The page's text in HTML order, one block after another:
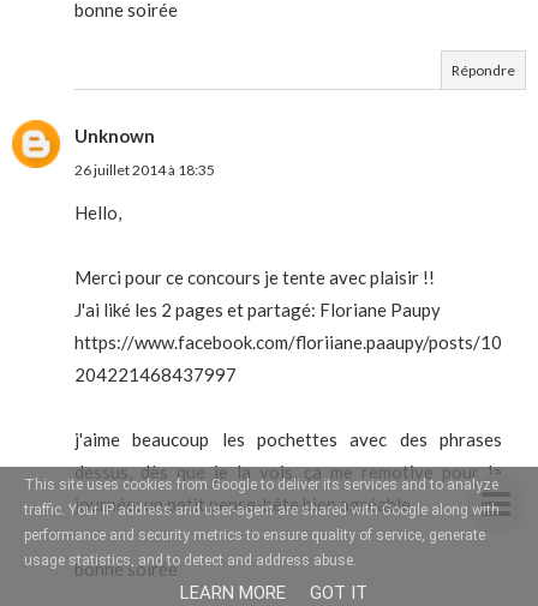
bonne soirée
Répondre
Unknown
26 juillet 2014 à 18:35
Hello,
Merci pour ce concours je tente avec plaisir !!
J'ai liké les 2 pages et partagé: Floriane Paupy
https://www.facebook.com/floriiane.paaupy/posts/10
204221468437997
j'aime beaucoup les pochettes avec des phrases
dessus, dès que je la vois, ça me remotive pour la
journée; un petit pense-bête bien agréable
bonne soirée
This site uses cookies from Google to deliver its services and to analyze
traffic. Your IP address and user-agent are shared with Google along with
performance and security metrics to ensure quality of service, generate
usage statistics, and to detect and address abuse.
LEARN MORE GOT IT